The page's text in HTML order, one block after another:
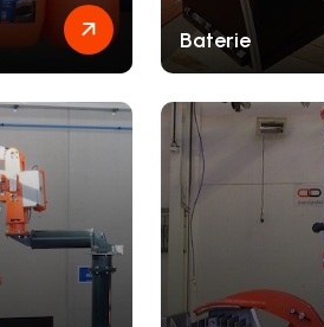
Baterie